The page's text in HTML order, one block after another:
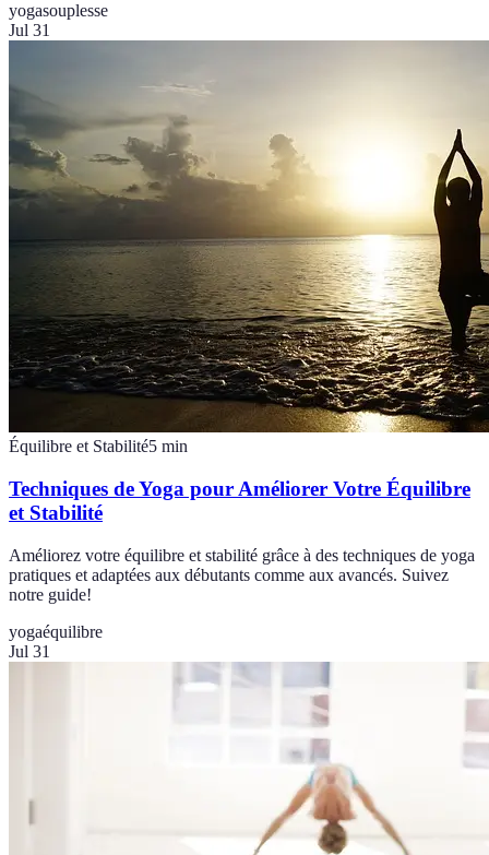
yogasouplesse
Jul 31
Équilibre et Stabilité5 min
Techniques de Yoga pour Améliorer Votre Équilibre
et Stabilité
Améliorez votre équilibre et stabilité grâce à des techniques de yoga
pratiques et adaptées aux débutants comme aux avancés. Suivez
notre guide!
yogaéquilibre
Jul 31